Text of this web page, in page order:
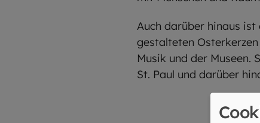
Auch darüber hinaus
gestalteten
Musik und der Museen.
St. Paul und darüber